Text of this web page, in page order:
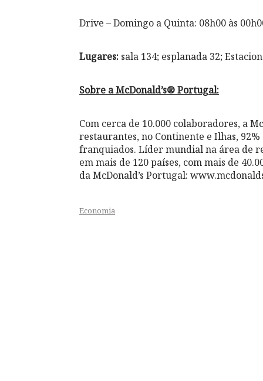
Drive – Domingo a Quinta: 08h00 às
Lugares: sala 134; esplanada 32;
Sobre a McDonald’s® Portugal:
Com cerca de 10.000 colaboradores, a
restaurantes, no Continente e Ilhas,
franquiados. Líder mundial na área de
em mais de 120 países, com mais de
da McDonald’s Portugal:
Economia